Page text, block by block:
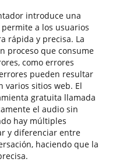
introduce una
a los usuarios
rápida y precisa. La
proceso que consume
como errores
pueden resultar
varios sitios web. El
gratuita llamada
el audio sin
hay múltiples
y diferenciar entre
haciendo que la